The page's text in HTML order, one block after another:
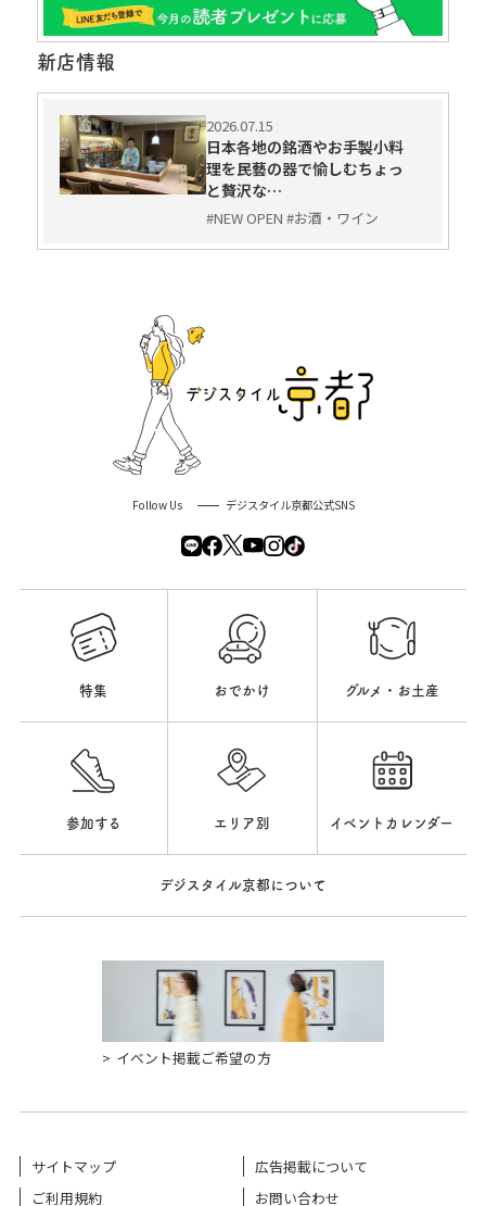
新店情報
2026.07.15
日本各地の銘酒やお手製小料
理を民藝の器で愉しむちょっ
と贅沢な…
#NEW OPEN #お酒・ワイン
Follow Us デジスタイル京都公式SNS
特集 おでかけ グルメ・お土産
参加する エリア別 イベントカレンダー
デジスタイル京都について
イベント掲載ご希望の方
サイトマップ
広告掲載について
ご利用規約
お問い合わせ